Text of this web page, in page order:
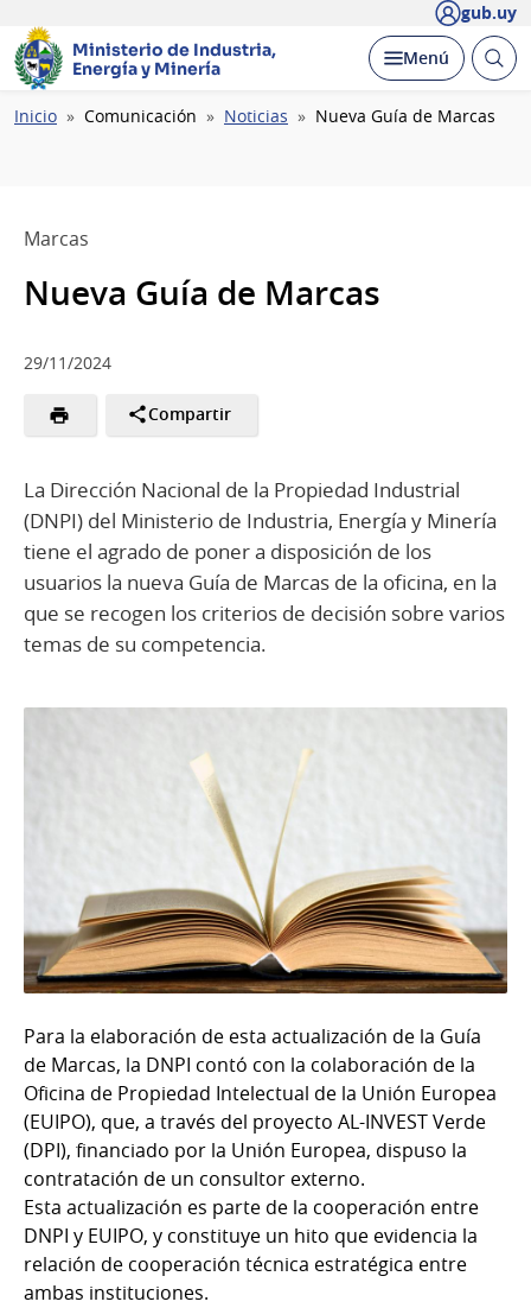
gub.uy
Ministerio de Industria,
Energía y Minería
Desplegar
Menú Abrir
Ruta
Inicio Comunicación Noticias Nueva Guía de Marcas
Marcas
Nueva Guía de Marcas
29/11/2024
Compartir
La Dirección Nacional de la Propiedad Industrial
(DNPI) del Ministerio de Industria, Energía y Minería
tiene el agrado de poner a disposición de los
usuarios la nueva Guía de Marcas de la oficina, en la
que se recogen los criterios de decisión sobre varios
temas de su competencia.
Para la elaboración de esta actualización de la Guía
de Marcas, la DNPI contó con la colaboración de la
Oficina de Propiedad Intelectual de la Unión Europea
(EUIPO), que, a través del proyecto AL-INVEST Verde
(DPI), financiado por la Unión Europea, dispuso la
contratación de un consultor externo.
Esta actualización es parte de la cooperación entre
DNPI y EUIPO, y constituye un hito que evidencia la
relación de cooperación técnica estratégica entre
ambas instituciones.